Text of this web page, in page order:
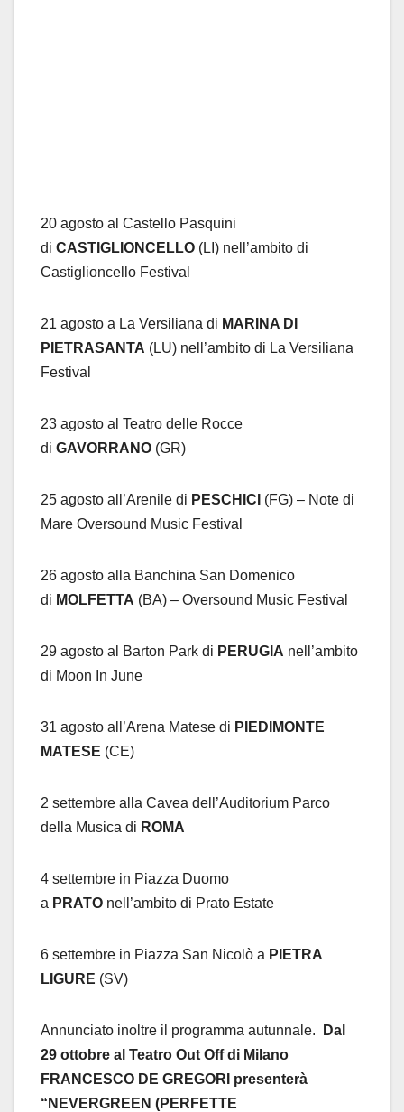
20 agosto al Castello Pasquini
di CASTIGLIONCELLO (LI) nell’ambito di
Castiglioncello Festival
21 agosto a La Versiliana di MARINA DI
PIETRASANTA (LU) nell’ambito di La Versiliana
Festival
23 agosto al Teatro delle Rocce
di GAVORRANO (GR)
25 agosto all’Arenile di PESCHICI (FG) – Note di
Mare Oversound Music Festival
26 agosto alla Banchina San Domenico
di MOLFETTA (BA) – Oversound Music Festival
29 agosto al Barton Park di PERUGIA nell’ambito
di Moon In June
31 agosto all’Arena Matese di PIEDIMONTE
MATESE (CE)
2 settembre alla Cavea dell’Auditorium Parco
della Musica di ROMA
4 settembre in Piazza Duomo
a PRATO nell’ambito di Prato Estate
6 settembre in Piazza San Nicolò a PIETRA
LIGURE (SV)
Annunciato inoltre il programma autunnale.
Dal
29 ottobre al Teatro Out Off di Milano
FRANCESCO DE GREGORI presenterà
“NEVERGREEN (PERFETTE